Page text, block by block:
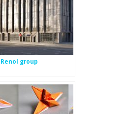
Renol group